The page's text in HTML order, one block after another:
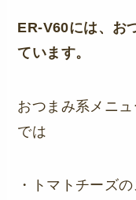
ER-V60には、お
ています。
おつまみ系メニ
では
・トマトチーズ